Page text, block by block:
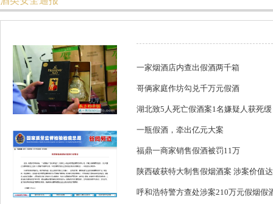
一家烟酒店内查出假酒两千箱
哥俩家庭作坊勾兑千万元假酒
湖北致5人死亡假酒案1名嫌疑人获死缓
一瓶假酒，牵出亿元大案
福鼎一商家销售假酒被罚11万
陕西破获特大制售假烟酒案 涉案价值
呼和浩特警方查处涉案210万元假烟假